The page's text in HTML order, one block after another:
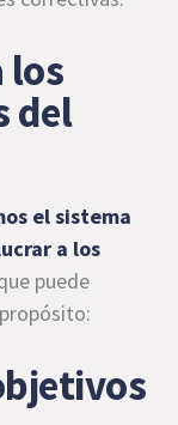
los
del
el sistema
a los
puede